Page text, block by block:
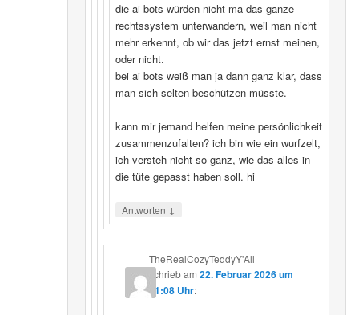
die ai bots würden nicht ma das ganze
rechtssystem unterwandern, weil man nicht
mehr erkennt, ob wir das jetzt ernst meinen,
oder nicht.
bei ai bots weiß man ja dann ganz klar, dass
man sich selten beschützen müsste.
kann mir jemand helfen meine persönlichkeit
zusammenzufalten? ich bin wie ein wurfzelt,
ich versteh nicht so ganz, wie das alles in
die tüte gepasst haben soll. hi
Antworten ↓
TheRealCozyTeddyY'All
schriebam22. Februar 2026 um
21:08 Uhr: